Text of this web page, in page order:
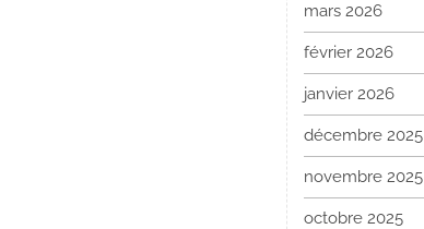
mars 2026
février 2026
janvier 2026
décembre 2025
novembre 2025
octobre 2025